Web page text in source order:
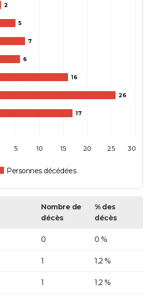
2
5
7
6
16
26
17
Personnes décédées
5 10 15 20 25 30
Nombre de
décès
% des
décès
0 0 %
1 1,2 %
1 1,2 %